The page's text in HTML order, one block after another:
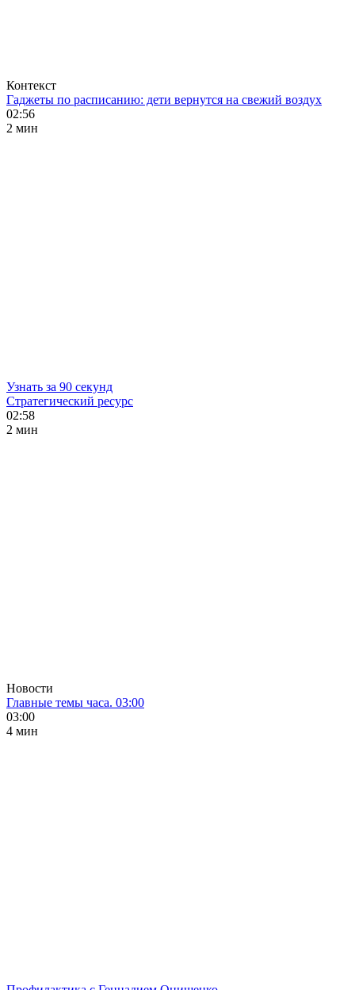
Контекст
Гаджеты по расписанию: дети вернутся на свежий воздух
02:56
2 мин
Узнать за 90 секунд
Стратегический ресурс
02:58
2 мин
Новости
Главные темы часа. 03:00
03:00
4 мин